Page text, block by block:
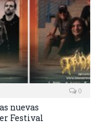
0
nuevas
Festival